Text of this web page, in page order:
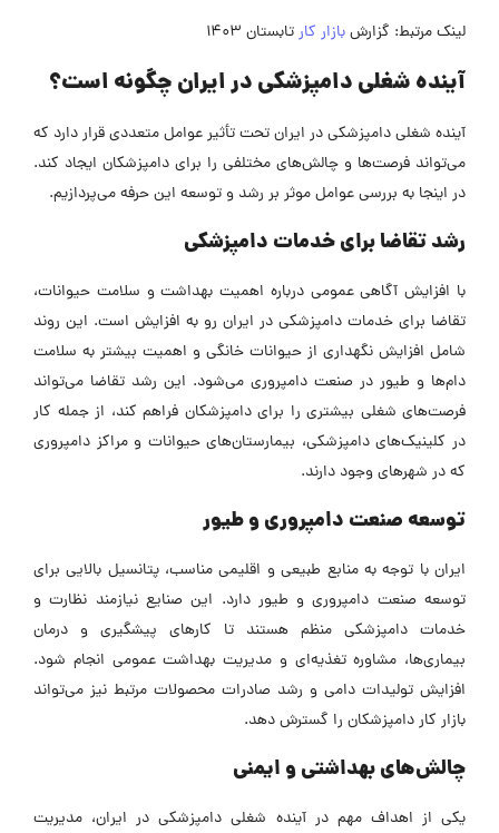
لینک مرتبط: گزارشبازار کارتابستان 1403
آینده شغلی دامپزشکی در ایران چگونه است؟
آینده شغلی دامپزشکی در ایران تحت تأثیر عوامل متعددی قرار دارد که
می‌تواند فرصت‌ها و چالش‌های مختلفی را برای دامپزشکان ایجاد کند.
در اینجا به بررسی عوامل موثر بر رشد و توسعه این حرفه می‌پردازیم.
رشد تقاضا برای خدمات دامپزشکی
با افزایش آگاهی عمومی درباره اهمیت بهداشت و سلامت حیوانات،
تقاضا برای خدمات دامپزشکی در ایران رو به افزایش است. این روند
شامل افزایش نگهداری از حیوانات خانگی و اهمیت بیشتر به سلامت
دام‌ها و طیور در صنعت دامپروری می‌شود. این رشد تقاضا می‌تواند
فرصت‌های شغلی بیشتری را برای دامپزشکان فراهم کند، از جمله کار
در کلینیک‌های دامپزشکی، بیمارستان‌های حیوانات و مراکز دامپروری
که در شهرهای وجود دارند.
توسعه صنعت دامپروری و طیور
ایران با توجه به منابع طبیعی و اقلیمی مناسب، پتانسیل بالایی برای
توسعه صنعت دامپروری و طیور دارد. این صنایع نیازمند نظارت و
خدمات دامپزشکی منظم هستند تا کارهای پیشگیری و درمان
بیماری‌ها، مشاوره تغذیه‌ای و مدیریت بهداشت عمومی انجام شود.
افزایش تولیدات دامی و رشد صادرات محصولات مرتبط نیز می‌تواند
بازار کار دامپزشکان را گسترش دهد.
چالش‌های بهداشتی و ایمنی
یکی از اهداف مهم در آینده شغلی دامپزشکی در ایران، مدیریت